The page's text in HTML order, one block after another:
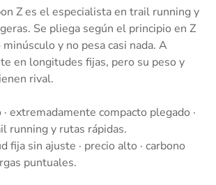
Z es el especialista en trail running y
Se pliega según el principio en Z
y no pesa casi nada. A
en longitudes fijas, pero su peso y
rival.
extremadamente compacto plegado ·
running y rutas rápidas.
fija sin ajuste · precio alto · carbono
puntuales.